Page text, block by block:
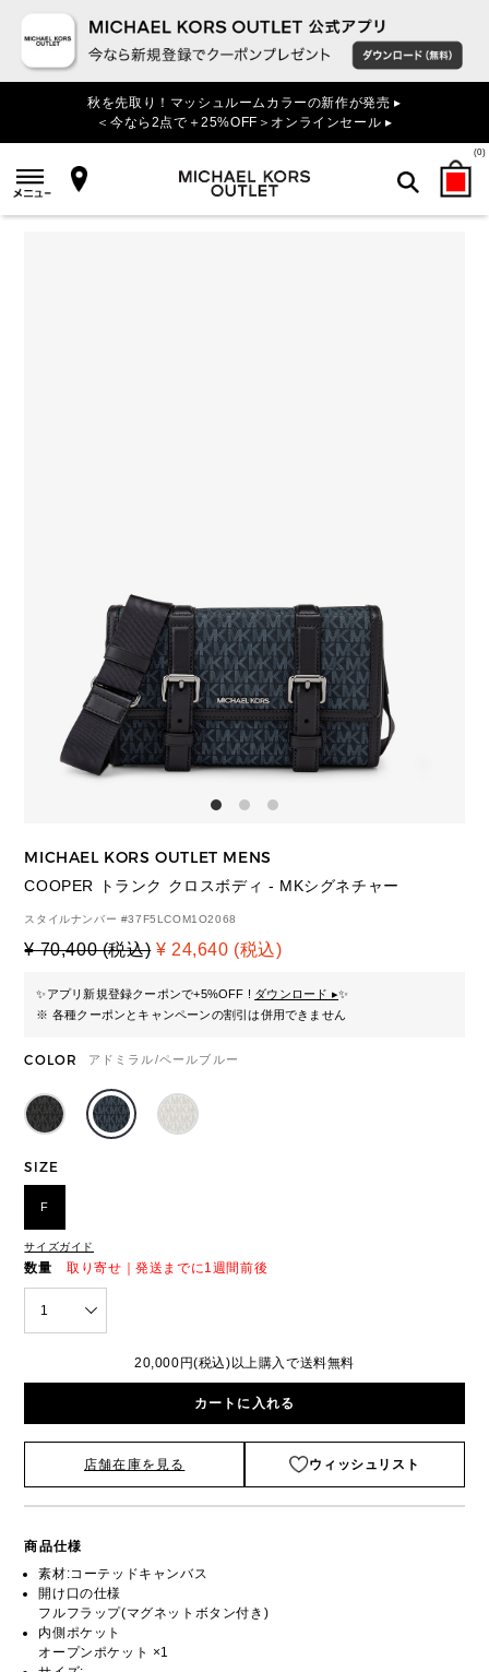
秋を先取り！マッシュルームカラーの新作が発売 ▸
＜今なら2点で＋25%OFF＞オンラインセール ▸
(0)
MICHAEL KORS OUTLET MENS
COOPER トランク クロスボディ - MKシグネチャー
スタイルナンバー #37F5LCOM1O2068
¥ 70,400 (税込) ¥ 24,640 (税込)
✨アプリ新規登録クーポンで+5%OFF ! ダウンロード ▸✨
※ 各種クーポンとキャンペーンの割引は併用できません
COLOR アドミラル/ペールブルー
SIZE
F
サイズガイド
数量 取り寄せ｜発送までに1週間前後
1
20,000円(税込)以上購入で送料無料
カートに入れる
店舗在庫を見る ウィッシュリスト
商品仕様
素材:コーテッドキャンバス
開け口の仕様
フルフラップ(マグネットボタン付き)
内側ポケット
オープンポケット ×1